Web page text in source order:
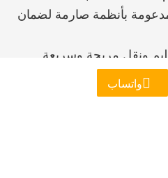
بأنظمة صارمة لضمان
واتساب